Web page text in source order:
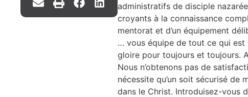
administratifs de disciple
croyants à la connaissance
mentorat et d’un équipement
… vous équipe de tout ce qui est
gloire pour toujours et toujours.
Nous n’obtenons pas de
nécessite qu’un soit sécurisé
dans le Christ. Introduisez-vous